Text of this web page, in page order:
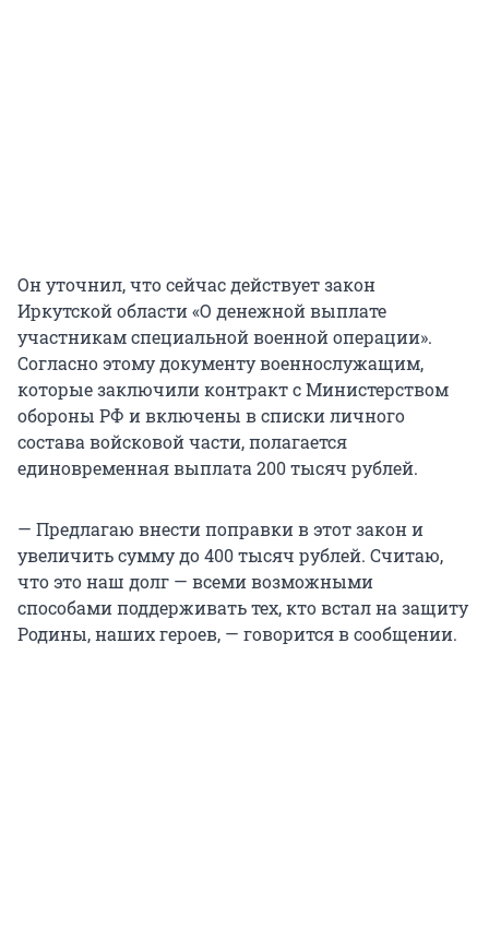
Он уточнил, что сейчас действует закон
Иркутской области «О денежной выплате
участникам специальной военной операции».
Согласно этому документу военнослужащим,
которые заключили контракт с Министерством
обороны РФ и включены в списки личного
состава войсковой части, полагается
единовременная выплата 200 тысяч рублей.
— Предлагаю внести поправки в этот закон и
увеличить сумму до 400 тысяч рублей. Считаю,
что это наш долг — всеми возможными
способами поддерживать тех, кто встал на защиту
Родины, наших героев, — говорится в сообщении.